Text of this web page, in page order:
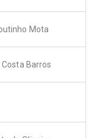
Mota
Barros